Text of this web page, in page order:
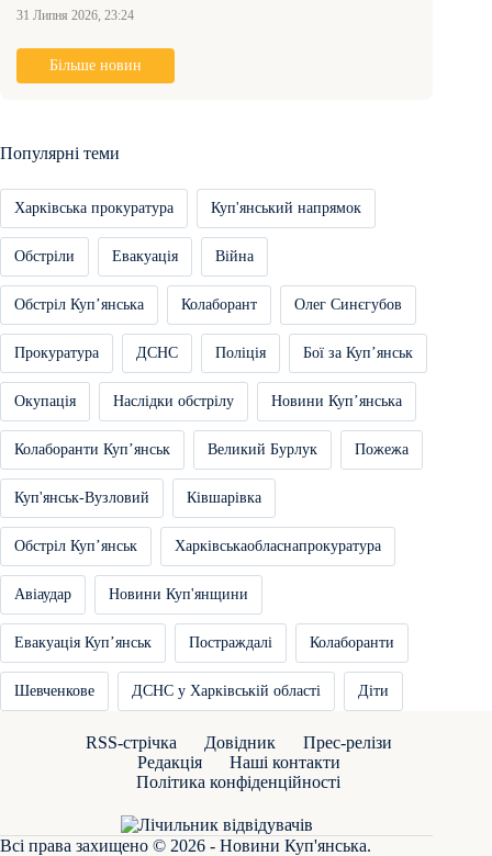
31 Липня 2026, 23:24
Більше новин
Популярні теми
Харківська прокуратура Куп'янський напрямок
Обстріли Евакуація Війна
Обстріл Купʼянська Колаборант Олег Синєгубов
Прокуратура ДСНС Поліція Бої за Купʼянськ
Окупація Наслідки обстрілу Новини Купʼянська
Колаборанти Купʼянськ Великий Бурлук Пожежа
Куп'янськ-Вузловий Ківшарівка
Обстріл Купʼянськ Харківськаобласнапрокуратура
Авіаудар Новини Куп'янщини
Евакуація Купʼянськ Постраждалі Колаборанти
Шевченкове ДСНС у Харківській області Діти
RSS-стрічка Довідник
Прес-релізи
Редакція
Наші контакти
Політика конфіденційності
Всі права захищено © 2026 - Новини Куп'янська.